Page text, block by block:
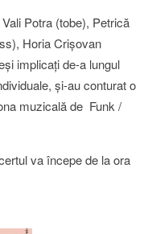
Potra (tobe), Petrică
Horia Crişovan
implicaţi de-a lungul
şi-au conturat o
muzicală de Funk /
va începe de la ora